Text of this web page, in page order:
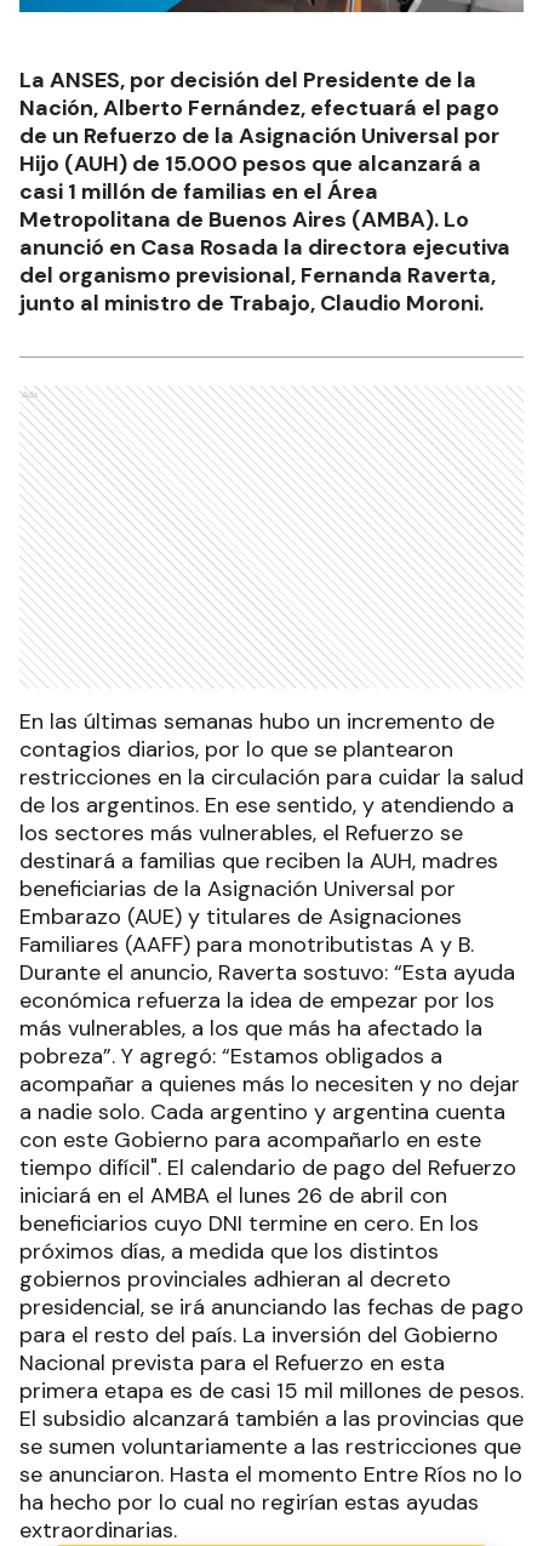
La ANSES, por decisión del Presidente de la
Nación, Alberto Fernández, efectuará el pago
de un Refuerzo de la Asignación Universal por
Hijo (AUH) de 15.000 pesos que alcanzará a
casi 1 millón de familias en el Área
Metropolitana de Buenos Aires (AMBA). Lo
anunció en Casa Rosada la directora ejecutiva
del organismo previsional, Fernanda Raverta,
junto al ministro de Trabajo, Claudio Moroni.
Ads
En las últimas semanas hubo un incremento de
contagios diarios, por lo que se plantearon
restricciones en la circulación para cuidar la salud
de los argentinos. En ese sentido, y atendiendo a
los sectores más vulnerables, el Refuerzo se
destinará a familias que reciben la AUH, madres
beneficiarias de la Asignación Universal por
Embarazo (AUE) y titulares de Asignaciones
Familiares (AAFF) para monotributistas A y B.
Durante el anuncio, Raverta sostuvo: “Esta ayuda
económica refuerza la idea de empezar por los
más vulnerables, a los que más ha afectado la
pobreza”. Y agregó: “Estamos obligados a
acompañar a quienes más lo necesiten y no dejar
a nadie solo. Cada argentino y argentina cuenta
con este Gobierno para acompañarlo en este
tiempo difícil". El calendario de pago del Refuerzo
iniciará en el AMBA el lunes 26 de abril con
beneficiarios cuyo DNI termine en cero. En los
próximos días, a medida que los distintos
gobiernos provinciales adhieran al decreto
presidencial, se irá anunciando las fechas de pago
para el resto del país. La inversión del Gobierno
Nacional prevista para el Refuerzo en esta
primera etapa es de casi 15 mil millones de pesos.
El subsidio alcanzará también a las provincias que
se sumen voluntariamente a las restricciones que
se anunciaron. Hasta el momento Entre Ríos no lo
ha hecho por lo cual no regirían estas ayudas
extraordinarias.